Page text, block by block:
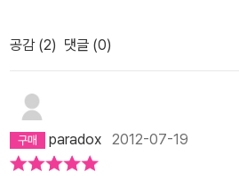
럼 개운한 기분이 들었다. 온전한 내 자신
이 들었기 때문이다. 그래서 ‘책이 자꾸
0)’고 하나 보다. 내가 책읽기를 좋아하
새삼 느낄 수 있었으니까……. 저자의 말처
은 나의 옛 이야기를 떠올리게 하고, 주인
읽던 자신이 읽을 책의 리스트는 자신이
할 수 있다는 것을 깨우쳐주는 책이니까.
그녀는 이야기를 참 맛있게 한다. 일부러
럼 고소하고 꼬들한 맛이라고 할까. 야구
야기를 들려주는 택시 기사의 이야기로
이야기 속의 이야기, 또 그 이야기 속의
어지는데, 그 이야기는 책에 관한 이야기
중요한 것은 신
요. …… 우린 죽기 때문에 신도 못하는 일
위치를 부여하는 일이예요. ? 177쪽
책
못할 수 있어도 그래도 인간의 흔적을 들
려 하는 것은 충분히 의미 있는 일이다. ?
떤 장르의 책을 쓰고 있는지, 어떤 내용의
있었다. 저자가 쓴 책들을 보면, 쉴새없이 책에 관한 이야기들이 나온
다. 그리고 그 책들에서 인용된 문구들이
하면 이처럼 이야기마다 거기에 적확한
하는 생각이 들 정도로 그녀는 우리 모두
그래서 저자의 책을 읽는다는 것은 그녀
도 되지만, 저자의 생각과 더불어 다른 책
공감 (2) 댓글 (0)
paradox 2012-07-19